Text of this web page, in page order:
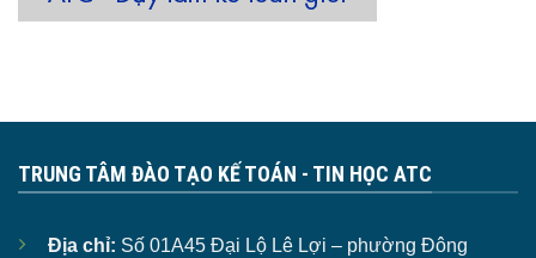
TRUNG TÂM ĐÀO TẠO KẾ TOÁN - TIN HỌC ATC
Địa chỉ: Số 01A45 Đại Lộ Lê Lợi – phường Đông